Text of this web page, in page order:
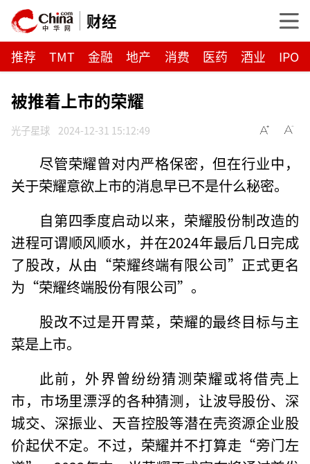
财经
推荐 TMT 金融 地产 消费 医药 酒业 IPO
被推着上市的荣耀
光子星球 2024-12-31 15:12:49
尽管荣耀曾对内严格保密，但在行业中，
关于荣耀意欲上市的消息早已不是什么秘密。
自第四季度启动以来，荣耀股份制改造的
进程可谓顺风顺水，并在2024年最后几日完成
了股改，从由“荣耀终端有限公司”正式更名
为“荣耀终端股份有限公司”。
股改不过是开胃菜，荣耀的最终目标与主
菜是上市。
此前，外界曾纷纷猜测荣耀或将借壳上
市，市场里漂浮的各种猜测，让波导股份、深
城交、深振业、天音控股等潜在壳资源企业股
价起伏不定。不过，荣耀并不打算走“旁门左